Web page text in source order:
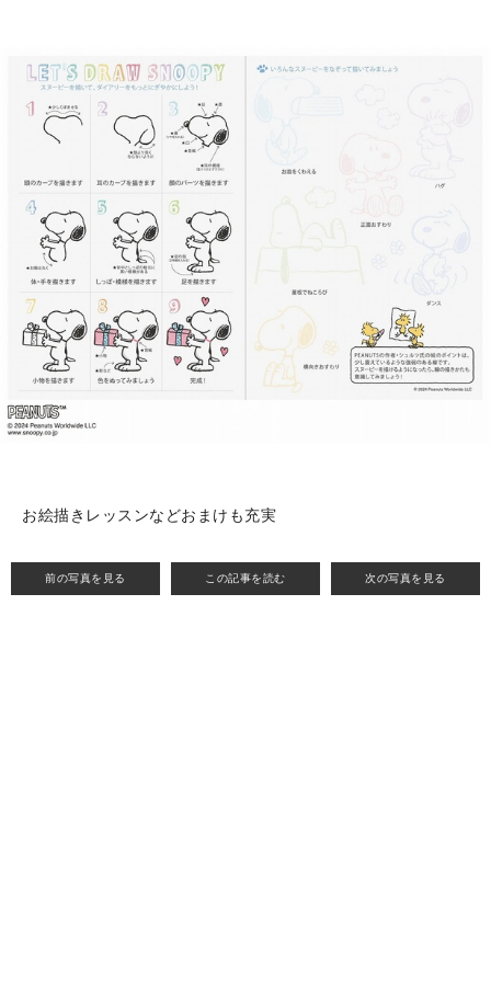
前の写真を見る この記事を読む 次の写真を見る
お絵描きレッスンなどおまけも充実